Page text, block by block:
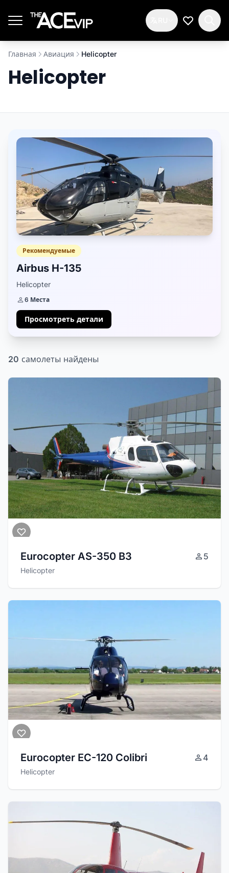
Мой
Главная Авиация Helicopter
Helicopter
Рекомендуемые
Airbus H-135
Helicopter
6 Места
Просмотреть детали
20 самолеты найдены
Eurocopter AS-350 B3 5
Helicopter
Eurocopter EC-120 Colibri 4
Helicopter